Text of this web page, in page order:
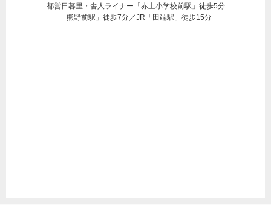
都営日暮里・舎人ライナー「赤土小学校前駅」徒歩5分
「熊野前駅」徒歩7分／JR「田端駅」徒歩15分